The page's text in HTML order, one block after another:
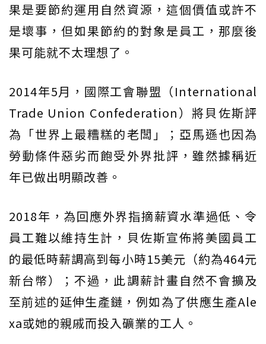
果是要節約運用自然資源，這個價值或許不
是壞事，但如果節約的對象是員工，那麼後
果可能就不太理想了。
2014年5月，國際工會聯盟（International
Trade Union Confederation）將貝佐斯評
為「世界上最糟糕的老闆」；亞馬遜也因為
勞動條件惡劣而飽受外界批評，雖然據稱近
年已做出明顯改善。
2018年，為回應外界指摘薪資水準過低、令
員工難以維持生計，貝佐斯宣佈將美國員工
的最低時薪調高到每小時15美元（約為464元
新台幣）；不過，此調薪計畫自然不會擴及
至前述的延伸生產鏈，例如為了供應生產Ale
xa或她的親戚而投入礦業的工人。